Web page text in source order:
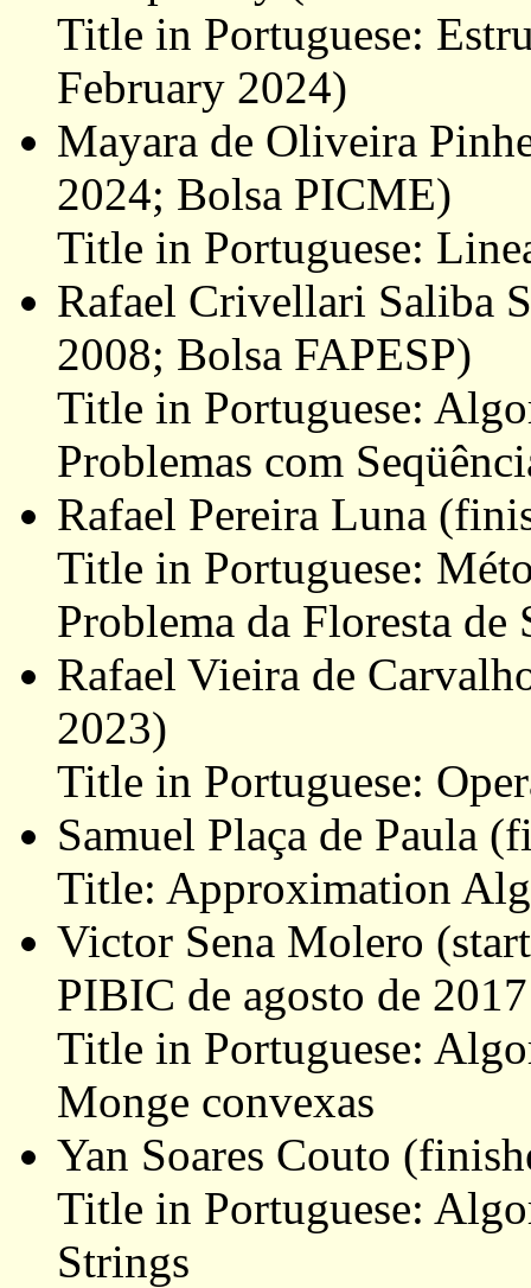
Title in Portuguese:
February 2024)
Mayara de Oliveira
2024; Bolsa PICME)
Title in Portuguese:
Rafael Crivellari Saliba
2008; Bolsa FAPESP)
Title in Portuguese:
Problemas com
Rafael Pereira Luna
Title in Portuguese:
Problema da Floresta de
Rafael Vieira de
2023)
Title in Portuguese:
Samuel Plaça de Paula
Title: Approximation
Victor Sena Molero
PIBIC de agosto de
Title in Portuguese:
Monge convexas
Yan Soares Couto
Title in Portuguese:
Strings